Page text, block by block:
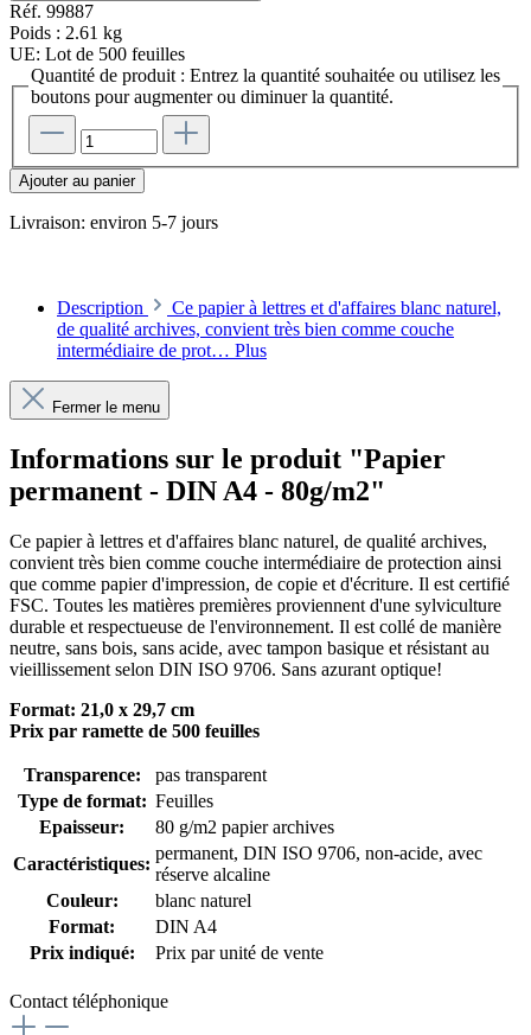
Réf. 99887
Poids : 2.61 kg
UE: Lot de 500 feuilles
Quantité de produit : Entrez la quantité souhaitée ou utilisez les
boutons pour augmenter ou diminuer la quantité.
Ajouter au panier
Livraison: environ 5-7 jours
Description
Ce papier à lettres et d'affaires blanc naturel,
de qualité archives, convient très bien comme couche
intermédiaire de prot… Plus
Fermer le menu
Informations sur le produit "Papier
permanent - DIN A4 - 80g/m2"
Ce papier à lettres et d'affaires blanc naturel, de qualité archives,
convient très bien comme couche intermédiaire de protection ainsi
que comme papier d'impression, de copie et d'écriture. Il est certifié
FSC. Toutes les matières premières proviennent d'une sylviculture
durable et respectueuse de l'environnement. Il est collé de manière
neutre, sans bois, sans acide, avec tampon basique et résistant au
vieillissement selon DIN ISO 9706. Sans azurant optique!
Format: 21,0 x 29,7 cm
Prix par ramette de 500 feuilles
Transparence:
pas transparent
Type de format: Feuilles
Epaisseur:
80 g/m2 papier archives
Caractéristiques:
permanent, DIN ISO 9706, non-acide, avec
réserve alcaline
Couleur:
blanc naturel
Format:
DIN A4
Prix indiqué:
Prix par unité de vente
Contact téléphonique